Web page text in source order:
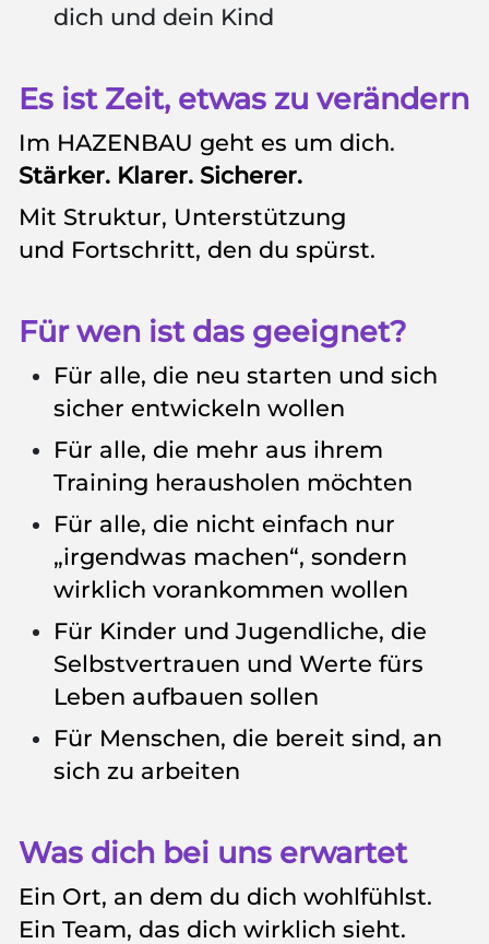
dich und dein Kind
Es ist Zeit, etwas zu verändern
Im HAZENBAU geht es um dich.
Stärker. Klarer. Sicherer.
Mit Struktur, Unterstützung
und Fortschritt, den du spürst.
Für wen ist das geeignet?
Für alle, die neu starten und sich
sicher entwickeln wollen
Für alle, die mehr aus ihrem
Training herausholen möchten
Für alle, die nicht einfach nur
„irgendwas machen“, sondern
wirklich vorankommen wollen
Für Kinder und Jugendliche, die
Selbstvertrauen und Werte fürs
Leben aufbauen sollen
Für Menschen, die bereit sind, an
sich zu arbeiten
Was dich bei uns erwartet
Ein Ort, an dem du dich wohlfühlst.
Ein Team, das dich wirklich sieht.